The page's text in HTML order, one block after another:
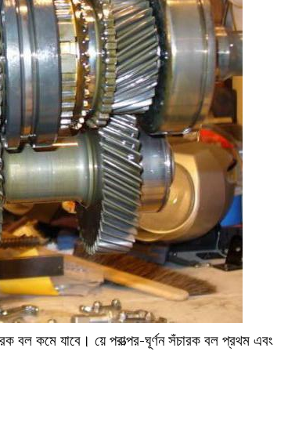
বল কমে যাবে। য়ে পরাত্পর-ঘূর্ণন সঁচারক বল প্রথম এবং